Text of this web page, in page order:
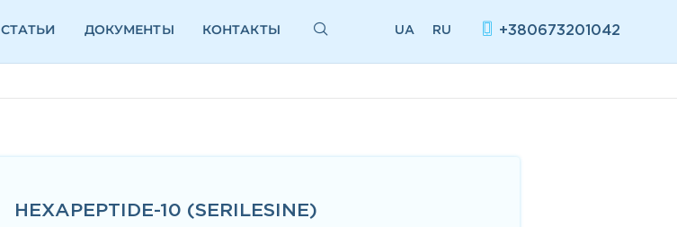
СТАТЬИ ДОКУМЕНТЫ КОНТАКТЫ UA RU +380673201042
HEXAPEPTIDE-10 (SERILESINE)